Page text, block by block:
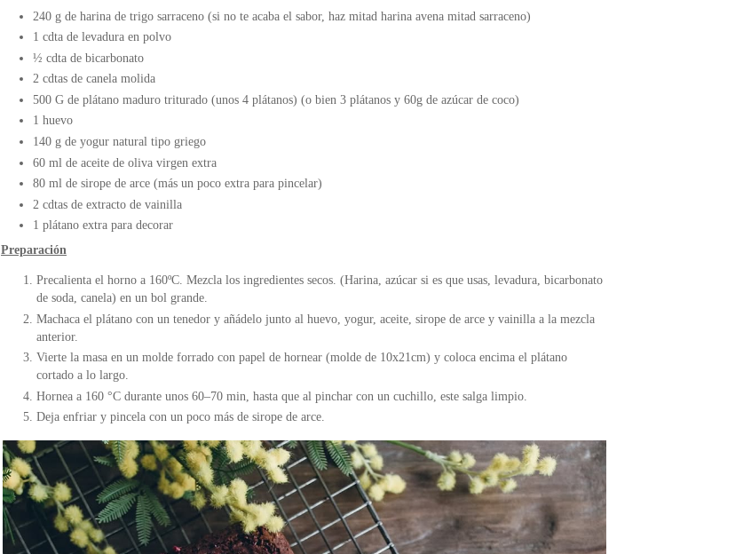
240 g de harina de trigo sarraceno (si no te acaba el sabor, haz mitad harina avena mitad sarraceno)
1 cdta de levadura en polvo
½ cdta de bicarbonato
2 cdtas de canela molida
500 G de plátano maduro triturado (unos 4 plátanos) (o bien 3 plátanos y 60g de azúcar de coco)
1 huevo
140 g de yogur natural tipo griego
60 ml de aceite de oliva virgen extra
80 ml de sirope de arce (más un poco extra para pincelar)
2 cdtas de extracto de vainilla
1 plátano extra para decorar
Preparación
Precalienta el horno a 160ºC. Mezcla los ingredientes secos. (Harina, azúcar si es que usas, levadura, bicarbonato
de soda, canela) en un bol grande.
Machaca el plátano con un tenedor y añádelo junto al huevo, yogur, aceite, sirope de arce y vainilla a la mezcla
anterior.
Vierte la masa en un molde forrado con papel de hornear (molde de 10x21cm) y coloca encima el plátano
cortado a lo largo.
Hornea a 160 °C durante unos 60–70 min, hasta que al pinchar con un cuchillo, este salga limpio.
Deja enfriar y pincela con un poco más de sirope de arce.